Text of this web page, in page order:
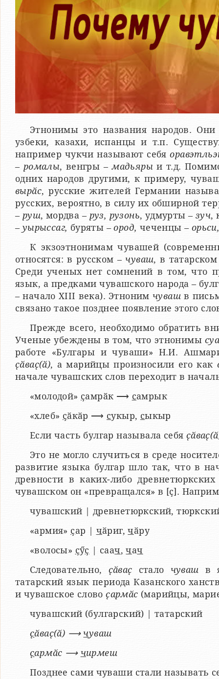
Этнонимы это названия народов.
узбеки, казахи, испанцы и т.п.
например чукчи называют себя
– ромалы, венгры –мадьяры и т.д.
одних народов другими, к примеру,
вырӑс, русские жителей Германии
русских, вероятно, в силу их обширной
– руш, мордва – руз, рузонь, удмурты – зуч,
– уырыссаг, буряты – ород, чеченцы–
К экзоэтнонимам чувашей
относятся: в русском –чуваш, в
Среди ученых нет сомнений в том, что
язык, а предками чувашского народа –
– начало XIII века). Этноним чувашв
связано такое позднее появление этого
Прежде всего, необходимо обратить
Ученые убеждены в том, что этнонимы
работе «Булгары и чуваши» Н.И.
ҫӑваҫ(ӑ), а марийцы произносили его как
начале чувашских слов переходит в
«молодой» ҫамрӑк ⟶ самрык
«хлеб» ҫӑкӑр ⟶ сукыр, сыкыр
Если часть булгар называла себя
Это не могло случиться в среде
развитие языка булгар шло так, что в
древности в каких-либо
чувашском он «превращался» в [ҫ].
чувашский | древнетюркский,
«армия» ҫар | чӑриг,чӑру
«волосы» ҫӳҫ | саач,чач
Следовательно, ҫӑваҫ стало чуваш в
татарский язык периода Казанского
и чувашское словоҫармӑс (марийцы,
чувашский (булгарский) | татарский
ҫӑваҫ(ӑ) ⟶чуваш
ҫармӑс ⟶ чирмеш
Позднее сами чуваши стали называть